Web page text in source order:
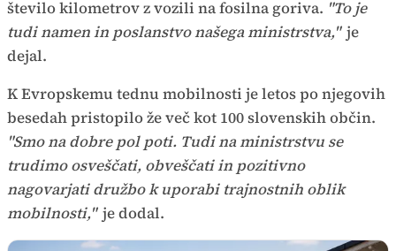
število kilometrov z vozili na fosilna goriva. "To je
tudi namen in poslanstvo našega ministrstva," je
dejal.
K Evropskemu tednu mobilnosti je letos po njegovih
besedah pristopilo že več kot 100 slovenskih občin.
"Smo na dobre pol poti. Tudi na ministrstvu se
trudimo osveščati, obveščati in pozitivno
nagovarjati družbo k uporabi trajnostnih oblik
mobilnosti," je dodal.